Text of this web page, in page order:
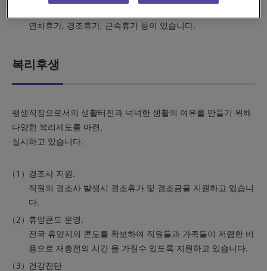
연차휴가, 경조휴가, 근속휴가 등이 있습니다.
복리후생
평생직장으로서의 생활터전과 넉넉한 생활의 여유를 만들기 위해
다양한 복리제도를 마련,
실시하고 있습니다.
경조사 지원.
직원의 경조사 발생시 경조휴가 및 경조금을 지원하고 있습니
다.
휴양콘도 운영.
전국 휴양지의 콘도를 확보하여 직원들과 가족들이 저렴한 비
용으로 재충전의 시간 을 가질수 있도록 지원하고 있습니다.
건강진단